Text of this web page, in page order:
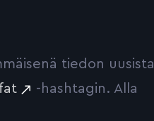
tiedon uusista
-hashtagin. Alla